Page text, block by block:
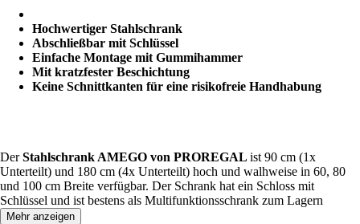
Hochwertiger Stahlschrank
Abschließbar mit Schlüssel
Einfache Montage mit Gummihammer
Mit kratzfester Beschichtung
Keine Schnittkanten für eine risikofreie Handhabung
DerStahlschrank AMEGO von PROREGAL ist 90 cm (1x
Unterteilt) und 180 cm (4x Unterteilt) hoch und walhweise in 60, 80
und 100 cm Breite verfügbar. Der Schrank hat ein Schloss mit
Schlüssel und ist bestens als Multifunktionsschrank zum Lagern
geeignet.
Mehr anzeigen